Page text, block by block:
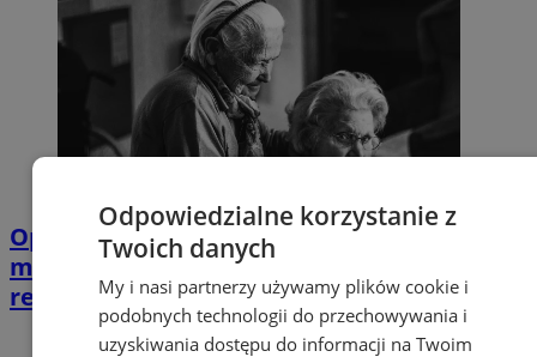
Opiekujesz się bliską osobą? Ta ankieta
może wpłynąć na przyszłe wsparcie w
regionie
Odpowiedzialne korzystanie z
Twoich danych
My i nasi partnerzy używamy plików cookie i
podobnych technologii do przechowywania i
uzyskiwania dostępu do informacji na Twoim